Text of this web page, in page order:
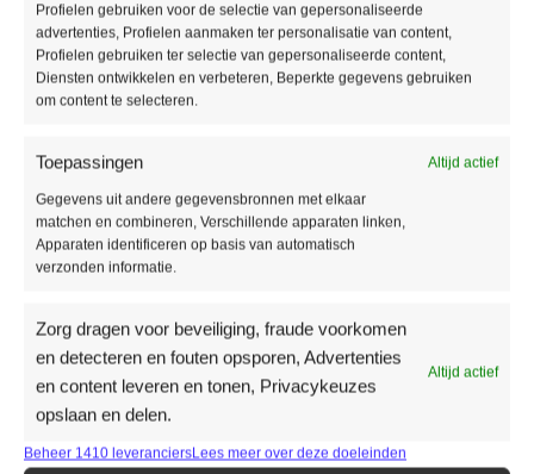
Profielen gebruiken voor de selectie van gepersonaliseerde
advertenties, Profielen aanmaken ter personalisatie van content,
Profielen gebruiken ter selectie van gepersonaliseerde content,
Diensten ontwikkelen en verbeteren, Beperkte gegevens gebruiken
om content te selecteren.
Toepassingen Altijd actief
Gegevens uit andere gegevensbronnen met elkaar
matchen en combineren, Verschillende apparaten linken,
Apparaten identificeren op basis van automatisch
verzonden informatie.
Zorg dragen voor beveiliging, fraude voorkomen
en detecteren en fouten opsporen, Advertenties
en content leveren en tonen, Privacykeuzes
opslaan en delen.
Altijd actief
Beheer 1410 leveranciersLees meer over deze doeleinden
Pakinhoud:2,21 m2
Aantal planken per pak:8
Dikte:6,5 mm
Breedte:22,5 cm
Voegen:V4
Gebruikersklasse:23
Toplaag:0,55 mm
Fabrieksgarantie:15 jaar
Type / style:Stroken
Aanvullende informatie